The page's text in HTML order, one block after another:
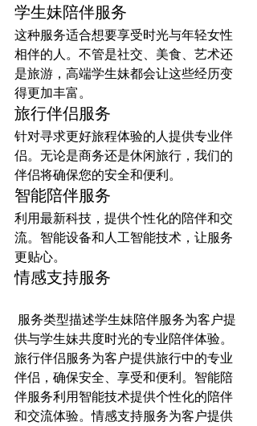
学生妹陪伴服务
这种服务适合想要享受时光与年轻女性
相伴的人。不管是社交、美食、艺术还
是旅游，高端学生妹都会让这些经历变
得更加丰富。
旅行伴侣服务
针对寻求更好旅程体验的人提供专业伴
侣。无论是商务还是休闲旅行，我们的
伴侣将确保您的安全和便利。
智能陪伴服务
利用最新科技，提供个性化的陪伴和交
流。智能设备和人工智能技术，让服务
更贴心。
情感支持服务
供与学生妹共度时光的专业陪伴体验。
旅行伴侣服务为客户提供旅行中的专业
伴侣，确保安全、享受和便利。智能陪
伴服务利用智能技术提供个性化的陪伴
和交流体验。情感支持服务为客户提供